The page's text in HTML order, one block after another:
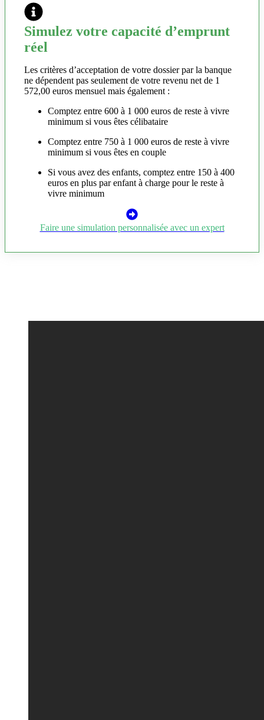
Simulez votre capacité d’emprunt
réel
Les critères d’acceptation de votre dossier par la banque
ne dépendent pas seulement de votre revenu net de 1
572,00 euros mensuel mais également :
Comptez entre 600 à 1 000 euros de reste à vivre
minimum si vous êtes célibataire
Comptez entre 750 à 1 000 euros de reste à vivre
minimum si vous êtes en couple
Si vous avez des enfants, comptez entre 150 à 400
euros en plus par enfant à charge pour le reste à
vivre minimum
Faire une simulation personnalisée avec un expert